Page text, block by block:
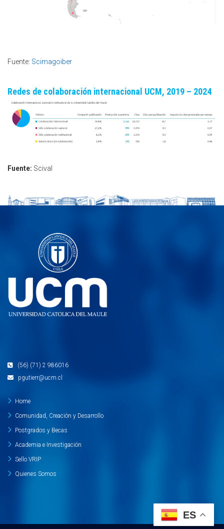
Fuente: Scimagoiber
Redes de colaboración internacional UCM, 2019 – 2024
Fuente: Scival
(56) (71) 2 986016
pgutierr@ucm.cl
Home
Comunidad, Creación y Desarrollo
Postgrados y Becas
Academia e Investigación
Sello VRIP
Quienes Somos
ES